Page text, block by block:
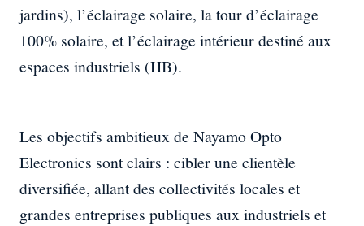
jardins), l’éclairage solaire, la tour d’éclairage
100% solaire, et l’éclairage intérieur destiné aux
espaces industriels (HB).
Les objectifs ambitieux de Nayamo Opto
Electronics sont clairs : cibler une clientèle
diversifiée, allant des collectivités locales et
grandes entreprises publiques aux industriels et